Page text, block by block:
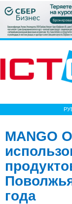
MANGO
года